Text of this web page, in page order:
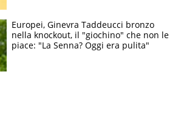
Europei, Ginevra Taddeucci bronzo
nella knockout, il "giochino" che non le
piace: "La Senna? Oggi era pulita"